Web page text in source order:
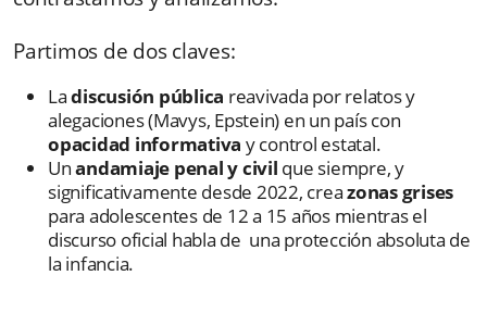
Partimos de dos claves:
Ladiscusión pública reavivada por relatos y
alegaciones (Mavys, Epstein) en un país con
opacidad informativa y control estatal.
Unandamiaje penal y civil que siempre, y
significativamente desde 2022, creazonas grises
para adolescentes de 12 a 15 años mientras el
discurso oficial habla de una protección absoluta de
la infancia.